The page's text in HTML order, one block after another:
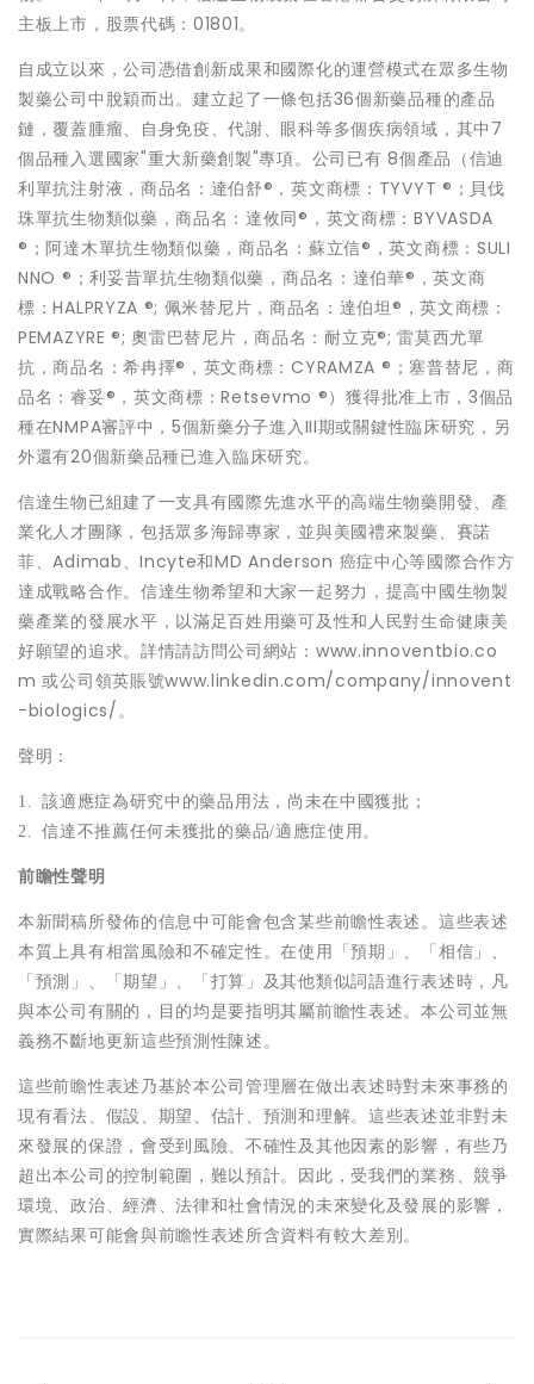
主板上市，股票代碼：01801。
自成立以來，公司憑借創新成果和國際化的運營模式在眾多生物
製藥公司中脫穎而出。建立起了一條包括36個新藥品種的產品
鏈，覆蓋腫瘤、自身免疫、代謝、眼科等多個疾病領域，其中7
個品種入選國家"重大新藥創製"專項。公司已有 8個產品（信迪
利單抗注射液，商品名：達伯舒®，英文商標：TYVYT ®；貝伐
珠單抗生物類似藥，商品名：達攸同®，英文商標：BYVASDA
®；阿達木單抗生物類似藥，商品名：蘇立信®，英文商標：SULI
NNO ®；利妥昔單抗生物類似藥，商品名：達伯華®，英文商
標：HALPRYZA ®; 佩米替尼片，商品名：達伯坦®，英文商標：
PEMAZYRE ®; 奧雷巴替尼片，商品名：耐立克®; 雷莫西尤單
抗，商品名：希冉擇®，英文商標：CYRAMZA ®；塞普替尼，商
品名：睿妥®，英文商標：Retsevmo ®）獲得批准上市，3個品
種在NMPA審評中，5個新藥分子進入III期或關鍵性臨床研究，另
外還有20個新藥品種已進入臨床研究。
信達生物已組建了一支具有國際先進水平的高端生物藥開發、產
業化人才團隊，包括眾多海歸專家，並與美國禮來製藥、賽諾
菲、Adimab、Incyte和MD Anderson 癌症中心等國際合作方
達成戰略合作。信達生物希望和大家一起努力，提高中國生物製
藥產業的發展水平，以滿足百姓用藥可及性和人民對生命健康美
好願望的追求。詳情請訪問公司網站：www.innoventbio.co
m 或公司領英賬號www.linkedin.com/company/innovent
-biologics/。
聲明：
1.該適應症為研究中的藥品用法，尚未在中國獲批；
2.信達不推薦任何未獲批的藥品/適應症使用。
前瞻性聲明
本新聞稿所發佈的信息中可能會包含某些前瞻性表述。這些表述
本質上具有相當風險和不確定性。在使用「預期」、「相信」、
「預測」、「期望」、「打算」及其他類似詞語進行表述時，凡
與本公司有關的，目的均是要指明其屬前瞻性表述。本公司並無
義務不斷地更新這些預測性陳述。
這些前瞻性表述乃基於本公司管理層在做出表述時對未來事務的
現有看法、假設、期望、估計、預測和理解。這些表述並非對未
來發展的保證，會受到風險、不確性及其他因素的影響，有些乃
超出本公司的控制範圍，難以預計。因此，受我們的業務、競爭
環境、政治、經濟、法律和社會情況的未來變化及發展的影響，
實際結果可能會與前瞻性表述所含資料有較大差別。